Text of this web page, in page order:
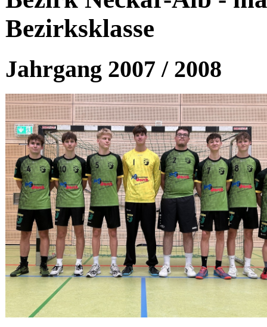
Bezirksklasse
Jahrgang 2007 / 2008